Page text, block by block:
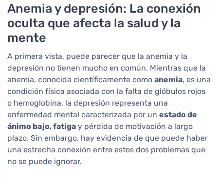
Anemia y depresión: La conexión
oculta que afecta la salud y la
mente
A primera vista, puede parecer que la anemia y la
depresión no tienen mucho en común. Mientras que la
anemia, conocida científicamente como anemia, es una
condición física asociada con la falta de glóbulos rojos
o hemoglobina, la depresión representa una
enfermedad mental caracterizada por un estado de
ánimo bajo, fatiga y pérdida de motivación a largo
plazo. Sin embargo, hay evidencia de que puede haber
una estrecha conexión entre estos dos problemas que
no se puede ignorar.